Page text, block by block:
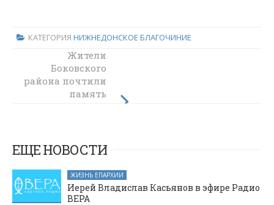
КАТЕГОРИЯ НИЖНЕДОНСКОЕ БЛАГОЧИНИЕ
Благочинный
Нижнедонского
округа
ознакомился с
жизнью прихода
Задонского
станицы
Кривянской
Жители
Боковского
района почтили
память
погибших
войны
ЕЩЕ НОВОСТИ
ЖИЗНЬ ЕПАРХИИ
Иерей Владислав Касьянов в эфире Радио
ВЕРА